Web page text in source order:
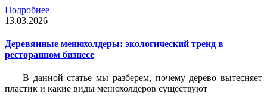
Подробнее
13.03.2026
Деревянные менюхолдеры: экологический тренд в
ресторанном бизнесе
В данной статье мы разберем, почему дерево вытесняет
пластик и какие виды менюхолдеров существуют